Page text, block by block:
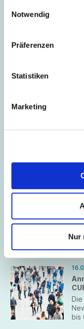
Notwendig
Präferenzen
Statistiken
Marketing
Nur
bis